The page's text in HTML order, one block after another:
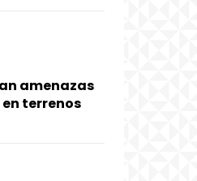
amenazas
terrenos